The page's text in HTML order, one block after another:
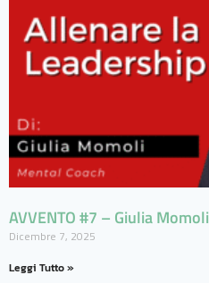
AVVENTO #7 – Giulia Momoli
Dicembre 7, 2025
Leggi Tutto »